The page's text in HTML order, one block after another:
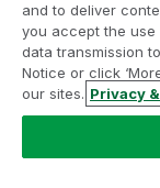
Gå med i
Modernisera
and to deliver
you accept the
data transmission
Notice or click
our sites. Privacy